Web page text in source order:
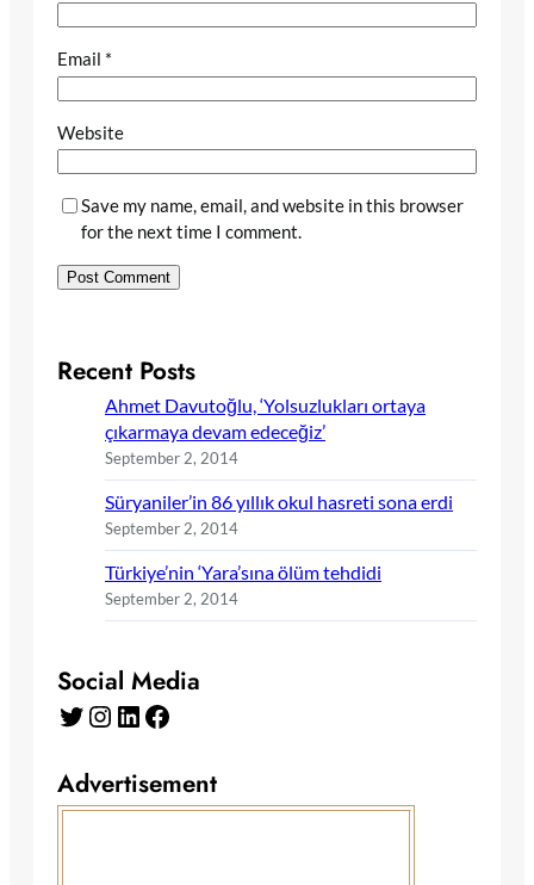
Email *
Website
Save my name, email, and website in this browser
for the next time I comment.
Recent Posts
Ahmet Davutoğlu, ‘Yolsuzlukları ortaya
çıkarmaya devam edeceğiz’
September 2, 2014
Süryaniler’in 86 yıllık okul hasreti sona erdi
September 2, 2014
Türkiye’nin ‘Yara’sına ölüm tehdidi
September 2, 2014
Social Media
Twitter Instagram LinkedIn Facebook
Advertisement